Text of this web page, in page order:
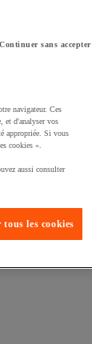
Continuer sans accepter
navigateur. Ces
et d'analyser vos
appropriée. Si vous
cookies ».
aussi consulter
les cookies